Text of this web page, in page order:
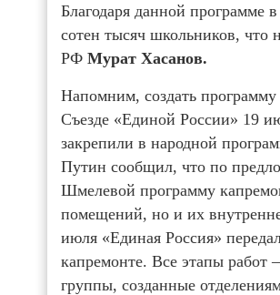
Благодаря данной программе
сотен тысяч школьников,
РФ Мурат Хасанов.
Напомним, создать
Съезде «Единой России» 19
закрепили в народной
Путин сообщил, что по
Шмелевой программу
помещений, но и их
июля «Единая Россия»
капремонте. Все этапы работ
группы, созданные